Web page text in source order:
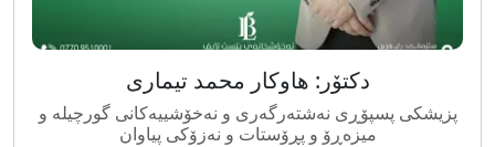
دکتۆر: هاوکار محمد تیماری
پزیشکی پسپۆڕی نەشتەرگەری و نەخۆشییەکانی گورچیلە و
میزەڕۆ و پڕۆستات و نەزۆکی پیاوان